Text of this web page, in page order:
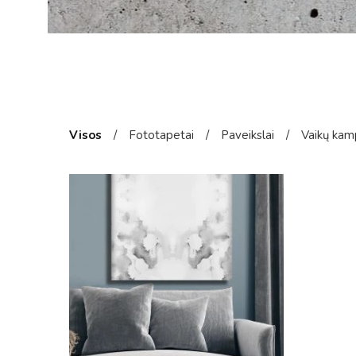
Visos / Fototapetai / Paveikslai / Vaikų